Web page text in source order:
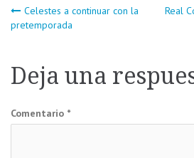
Navegación
entradas
Celestes a continuar con la
pretemporada
Real
Deja una
Comentario *